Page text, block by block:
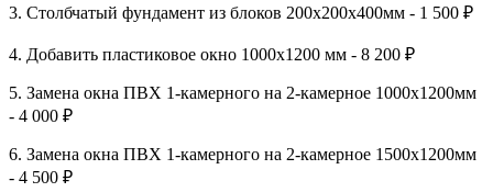
3. Столбчатый фундамент из блоков 200х200х400мм - 1 500 ₽
4. Добавить пластиковое окно 1000х1200 мм - 8 200 ₽
5. Замена окна ПВХ 1-камерного на 2-камерное 1000х1200мм
- 4 000 ₽
6. Замена окна ПВХ 1-камерного на 2-камерное 1500х1200мм
- 4 500 ₽